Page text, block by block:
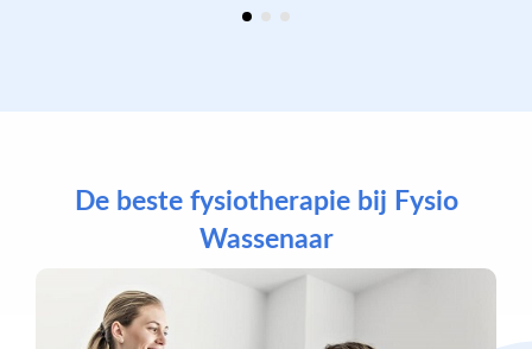
De beste fysiotherapie bij Fysio
Wassenaar